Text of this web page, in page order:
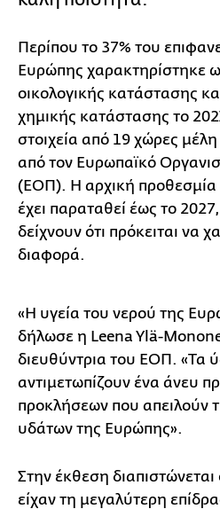
Περίπου το 37% του
Ευρώπης χαρακτηρίστηκε
οικολογικής κατάστασης
χημικής κατάστασης το
στοιχεία από 19 χώρες
από τον Ευρωπαϊκό
(ΕΟΠ). Η αρχική προθεσμία
έχει παραταθεί έως το
δείχνουν ότι πρόκειται να
διαφορά.
«Η υγεία του νερού της
δήλωσε η Leena Ylä-
διευθύντρια του ΕΟΠ. «Τα
αντιμετωπίζουν ένα άνευ
προκλήσεων που απειλούν
υδάτων της Ευρώπης».
Στην έκθεση
είχαν τη μεγαλύτερη